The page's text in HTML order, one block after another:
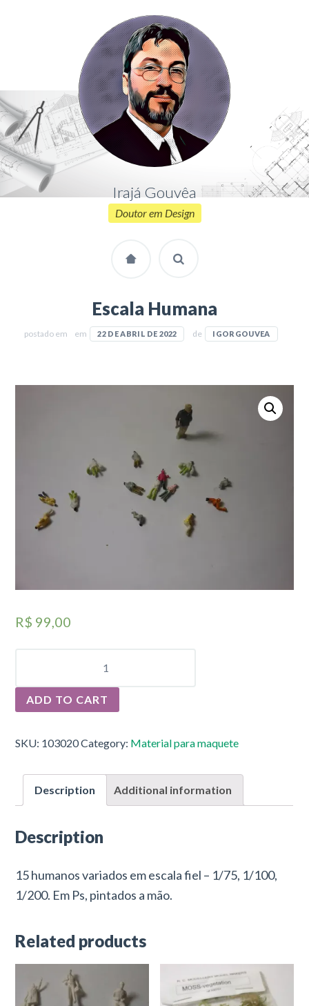
Irajá Gouvêa
Doutor em Design
Escala Humana
postado em em 22 DE ABRIL DE 2022 de IGORGOUVEA
R$ 99,00
ADD TO CART
SKU: 103020Category: Material para maquete
Description Additional information
Description
15 humanos variados em escala fiel – 1/75, 1/100,
1/200. Em Ps, pintados a mão.
Related products